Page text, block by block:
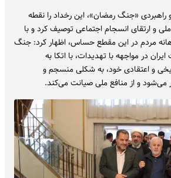
و راهبردی «جنگ رمضان»، این رخداد را نقطه
و ارتقای انسجام اجتماعی توصیف کرد و با
مردم در این مقطع حساس، اظهار کرد: جنگ
در مواجهه با تهدیدات، با اتکا به
و اعتقادی خود، به شکلی منسجم و
می‌شود و از منافع ملی صیانت می‌کند.